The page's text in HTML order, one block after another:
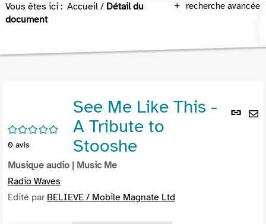
recherche avancée
Vous êtes ici : Accueil / Détail du
document
Lien
/5
0 avis
See Me Like This -
A Tribute to
Stooshe
Musique audio | Music Me
Radio Waves
Edité par BELIEVE / Mobile Magnate Ltd